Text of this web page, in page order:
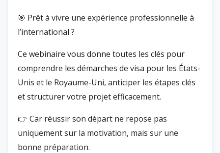
🎯 Prêt à vivre une expérience professionnelle à
l’international ?
Ce webinaire vous donne toutes les clés pour
comprendre les démarches de visa pour les États-
Unis et le Royaume-Uni, anticiper les étapes clés
et structurer votre projet efficacement.
👉 Car réussir son départ ne repose pas
uniquement sur la motivation, mais sur une
bonne préparation.